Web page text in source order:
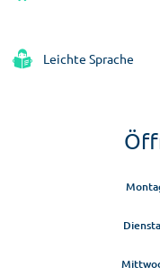
Leichte Sprache